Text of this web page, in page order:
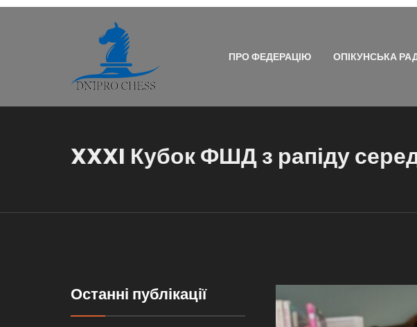
ПРО ФЕДЕРАЦІЮ ОПІКУНСЬКА
XXXI Кубок ФШД з рапіду
Останні публікації